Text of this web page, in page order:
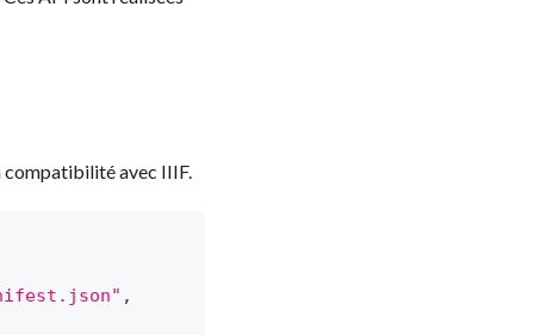
compatibilité avec IIIF.
,